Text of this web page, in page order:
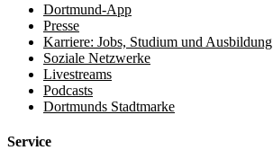
Dortmund-App
Presse
Karriere: Jobs, Studium und Ausbildung
Soziale Netzwerke
Livestreams
Podcasts
Dortmunds Stadtmarke
Service